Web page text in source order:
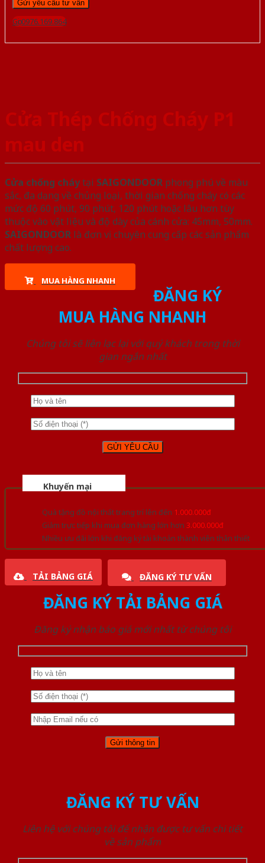
Gọi 0976.169.864
Cửa Thép Chống Cháy P1
mau den
Cửa chống cháytại SAIGONDOOR phong phú về màu
sắc, đa dạng về chủng loại, thời gian chống cháy có các
mức độ 60 phút, 90 phút, 120 phút hoặc lâu hơn tùy
thuộc vào vật liệu và độ dày của cánh cửa: 45mm, 50mm.
SAIGONDOOR là đơn vị chuyên cung cấp các sản phẩm
chất lượng cao.
MUA HÀNG NHANH
ĐĂNG KÝ
MUA HÀNG NHANH
Chúng tôi sẽ liên lạc lại với quý khách trong thời
gian ngắn nhất
Khuyến mại
Quà tặng đồ nội thất trang trí lên đến 1.000.000đ
Giảm trực tiếp khi mua đơn hàng lớn hơn 3.000.000đ
Nhiều ưu đãi lớn khi đăng ký tài khoản thành viên thân thiết
TẢI BẢNG GIÁ ĐĂNG KÝ TƯ VẤN
ĐĂNG KÝ TẢI BẢNG GIÁ
Đăng ký nhận báo giá mới nhất từ chúng tôi
ĐĂNG KÝ TƯ VẤN
Liên hệ với chúng tôi để nhận được tư vấn chi tiết
về sản phẩm